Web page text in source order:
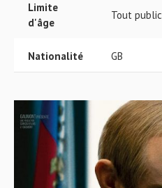
Limite
d'âge
Tout public
Nationalité GB